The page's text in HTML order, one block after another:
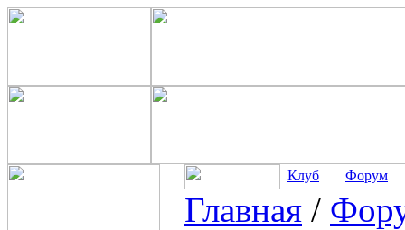
Клуб Форум
Главная /